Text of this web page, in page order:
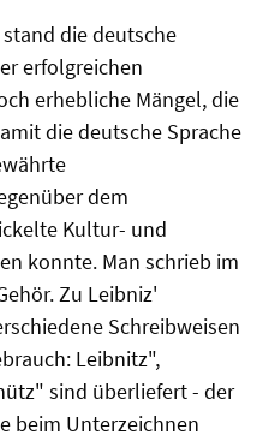
die deutsche
erfolgreichen
erhebliche Mängel, die
die deutsche Sprache
dem
Kultur- und
konnte. Man schrieb im
Zu Leibniz'
Schreibweisen
Leibnitz",
sind überliefert - der
beim Unterzeichnen